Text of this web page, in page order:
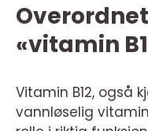
«vitamin
Vitamin B12, også
vannløselig